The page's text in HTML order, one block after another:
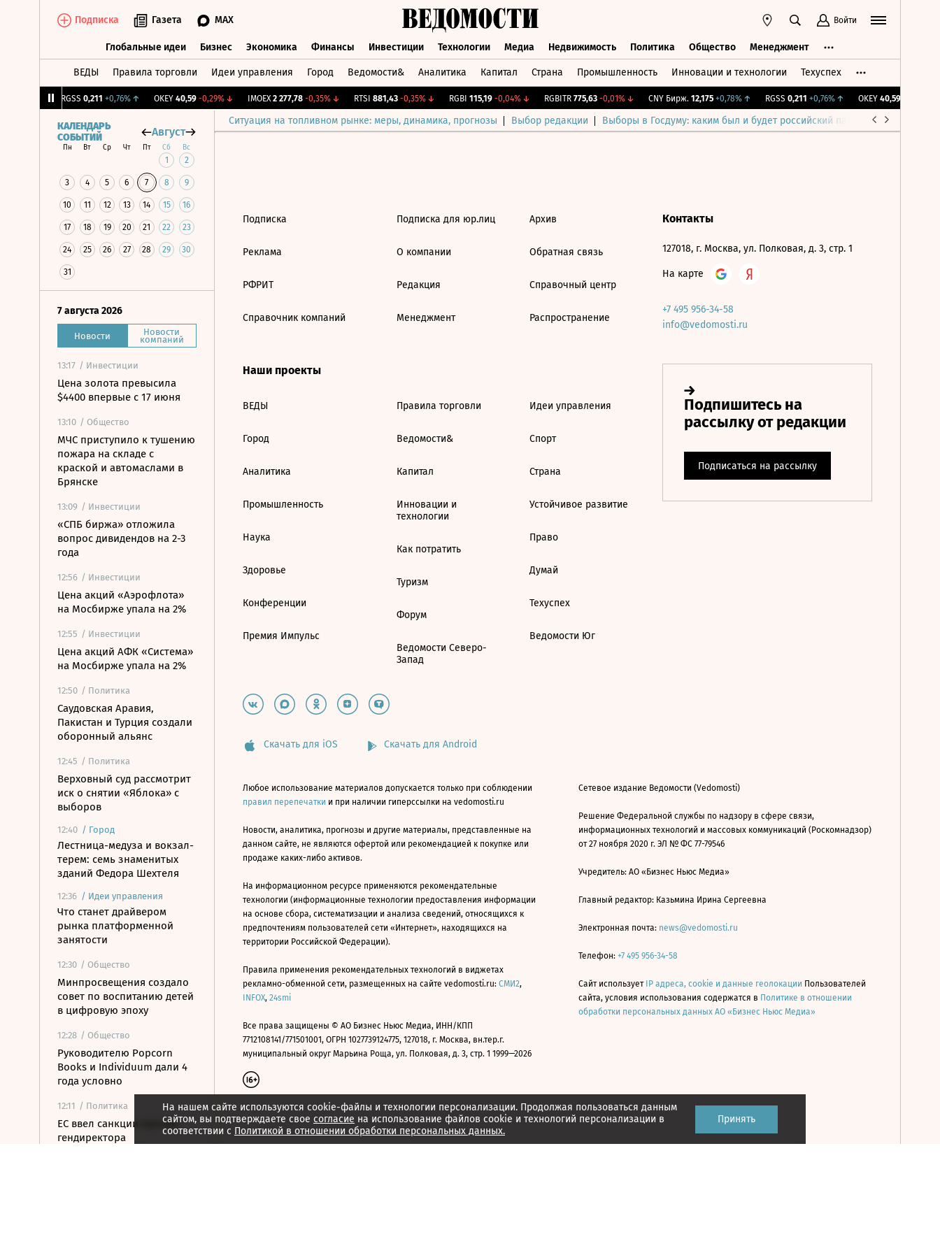
Подписка Газета MAX Войти
Глобальные идеи Бизнес Экономика Финансы Инвестиции Технологии Медиа Недвижимость Политика Общество Менеджмент
ВЕДЫ Правила торговли Идеи управления Город Ведомости& Аналитика Капитал Страна Промышленность Инновации и технологии Техуспех
RGSS 0,211 +0,76%↑ OKEY 40,59 -0,29%↓ IMOEX 2 277,78 -0,35%↓ RTSI 881,43 -0,35%↓ RGBI 115,19 -0,04%↓ RGBITR 775,63 -0,01%↓ CNY Бирж. 12,175 +0,78%↑ RGSS 0,211 +0,76%↑ OKEY 40,59 -0,29%
Ситуация на топливном рынке: меры, динамика, прогнозы Выбор редакции Выборы в Госдуму: каким был и будет российский парламент
КАЛЕНДАРЬ
СОБЫТИЙ
Август
Пн Вт Ср Чт Пт Сб Вс
1 2
3 4 5 6 7 8 9
10 11 12 13 14 15 16
17 18 19 20 21 22 23
24 25 26 27 28 29 30
31
7 августа 2026
Новости Новости
компаний
13:17 / Инвестиции
Цена золота превысила
$4400 впервые с 17 июня
13:10 / Общество
МЧС приступило к тушению
пожара на складе с
краской и автомаслами в
Брянске
13:09 / Инвестиции
«СПБ биржа» отложила
вопрос дивидендов на 2-3
года
12:56 / Инвестиции
Цена акций «Аэрофлота»
на Мосбирже упала на 2%
12:55 / Инвестиции
Цена акций АФК «Система»
на Мосбирже упала на 2%
12:50 / Политика
Саудовская Аравия,
Пакистан и Турция создали
оборонный альянс
12:45 / Политика
Верховный суд рассмотрит
иск о снятии «Яблока» с
выборов
12:40 / Город
Лестница-медуза и вокзал-
терем: семь знаменитых
зданий Федора Шехтеля
12:36 / Идеи управления
Что станет драйвером
рынка платформенной
занятости
12:30 / Общество
Минпросвещения создало
совет по воспитанию детей
в цифровую эпоху
12:28 / Общество
Руководителю Popcorn
Books и Individuum дали 4
года условно
12:11 / Политика
ЕС ввел санкции против
гендиректора
На нашем сайте используются cookie-файлы и технологии персонализации. Продолжая пользоваться данным
сайтом, вы подтверждаете свое согласие на использование файлов cookie и технологий персонализации в
соответствии с Политикой в отношении обработки персональных данных.
Принять
Подписка
Реклама
РФРИТ
Справочник компаний
Подписка для юр.лиц
О компании
Редакция
Менеджмент
Архив
Обратная связь
Справочный центр
Распространение
Наши проекты
ВЕДЫ
Город
Аналитика
Промышленность
Наука
Здоровье
Конференции
Премия Импульс
Правила торговли
Ведомости&
Капитал
Инновации и
технологии
Как потратить
Туризм
Форум
Ведомости Северо-
Запад
Идеи управления
Спорт
Страна
Устойчивое развитие
Право
Думай
Техуспех
Ведомости Юг
Контакты
127018, г. Москва, ул. Полковая, д. 3, стр. 1
На карте
+7 495 956-34-58
info@vedomosti.ru
Скачать для iOS Скачать для Android
Любое использование материалов допускается только при соблюдении
правил перепечатки и при наличии гиперссылки на vedomosti.ru
Новости, аналитика, прогнозы и другие материалы, представленные на
данном сайте, не являются офертой или рекомендацией к покупке или
продаже каких-либо активов.
На информационном ресурсе применяются рекомендательные
технологии (информационные технологии предоставления информации
на основе сбора, систематизации и анализа сведений, относящихся к
предпочтениям пользователей сети «Интернет», находящихся на
территории Российской Федерации).
Правила применения рекомендательных технологий в виджетах
рекламно-обменной сети, размещенных на сайте vedomosti.ru: СМИ2,
INFOX, 24smi
Все права защищены © АО Бизнес Ньюс Медиа, ИНН/КПП
7712108141/771501001, ОГРН 1027739124775, 127018, г. Москва, вн.тер.г.
муниципальный округ Марьина Роща, ул. Полковая, д. 3, стр. 1 1999—2026
Сетевое издание Ведомости (Vedomosti)
Решение Федеральной службы по надзору в сфере связи,
информационных технологий и массовых коммуникаций (Роскомнадзор)
от 27 ноября 2020 г. ЭЛ № ФС 77-79546
Учредитель: АО «Бизнес Ньюс Медиа»
Главный редактор: Казьмина Ирина Сергеевна
Электронная почта: news@vedomosti.ru
Телефон: +7 495 956-34-58
Сайт использует IP адреса, cookie и данные геолокации Пользователей
сайта, условия использования содержатся в Политике в отношении
обработки персональных данных АО «Бизнес Ньюс Медиа»